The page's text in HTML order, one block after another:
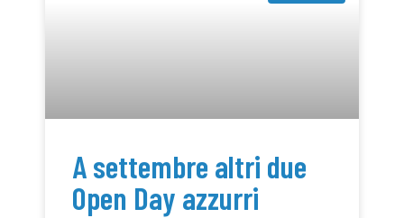
A settembre altri due
Open Day azzurri